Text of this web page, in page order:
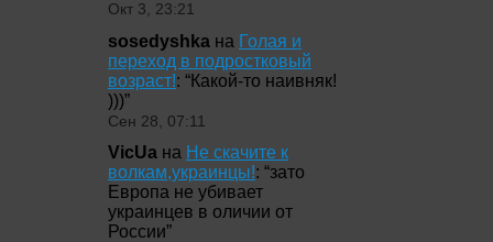
Окт 3, 23:21
sosedyshka на Голая и
переход в подростковый
возраст!: “Какой-то наивняк!
)))”
Сен 28, 07:11
VicUa на Не скачите к
волкам,украинцы!: “зато
Европа не убивает
украинцев в оличии от
России”